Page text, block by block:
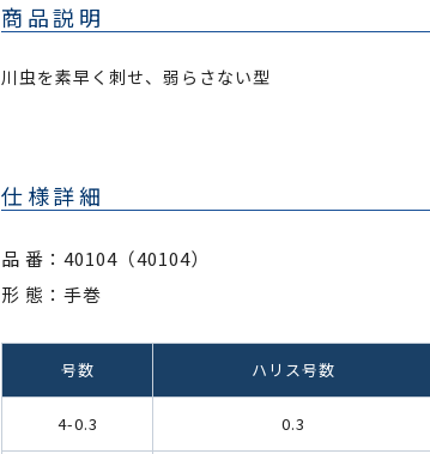
商品説明
川虫を素早く刺せ、弱らさない型
仕様詳細
品 番：40104（40104）
形 態：手巻
号数 ハリス号数
4-0.3 0.3